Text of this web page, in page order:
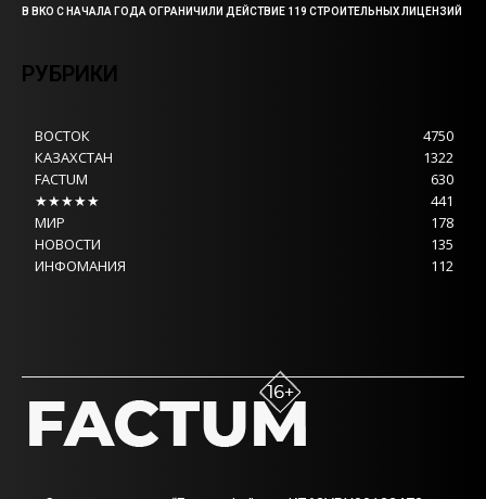
В ВКО С НАЧАЛА ГОДА ОГРАНИЧИЛИ ДЕЙСТВИЕ 119 СТРОИТЕЛЬНЫХ ЛИЦЕНЗИЙ
РУБРИКИ
ВОСТОК
4750
КАЗАХСТАН
1322
FACTUM
630
★★★★★
441
МИР
178
НОВОСТИ
135
ИНФОМАНИЯ
112